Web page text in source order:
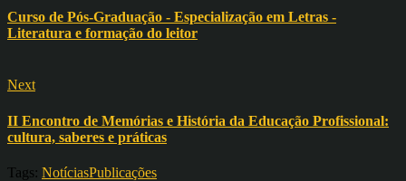
Curso de Pós-Graduação - Especialização em Letras -
Literatura e formação do leitor
Next
II Encontro de Memórias e História da Educação Profissional:
cultura, saberes e práticas
Tags: NotíciasPublicações